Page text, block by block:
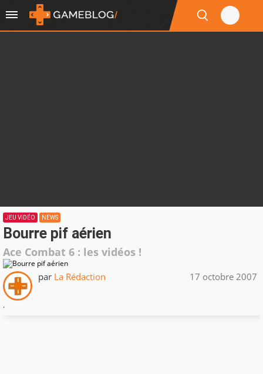
JEU VIDÉO NEWS
Bourre pif aérien
Ace Combat 6 : les vidéos !
par La Rédaction 17 octobre 2007
.